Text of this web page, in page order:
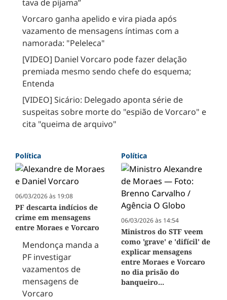
tava de pijama”
Vorcaro ganha apelido e vira piada após
vazamento de mensagens íntimas com a
namorada: "Peleleca"
[VIDEO] Daniel Vorcaro pode fazer delação
premiada mesmo sendo chefe do esquema;
Entenda
[VIDEO] Sicário: Delegado aponta série de
suspeitas sobre morte do "espião de Vorcaro" e
cita "queima de arquivo"
Política
06/03/2026 às 19:08
PF descarta indícios de
crime em mensagens
entre Moraes e Vorcaro
Mendonça manda a
PF investigar
vazamentos de
mensagens de
Vorcaro
Política
06/03/2026 às 14:54
Ministros do STF veem
como 'grave' e 'difícil' de
explicar mensagens
entre Moraes e Vorcaro
no dia prisão do
banqueiro...